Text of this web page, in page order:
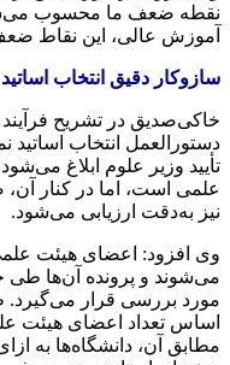
نقطه ضعف ما محسوب
آموزش عالی، این نقاط
سازوکار دقیق انتخاب اساتید
خاکی‌صدیق در تشریح
دستورالعمل انتخاب اساتید
تأیید وزیر علوم ابلاغ
علمی است، اما در کنار آن،
نیز به‌دقت ارزیابی می‌شود.
وی افزود: اعضای هیئت
می‌شوند و پرونده آن‌ها
مورد بررسی قرار می‌گیرد.
اساس تعداد اعضای هیئت